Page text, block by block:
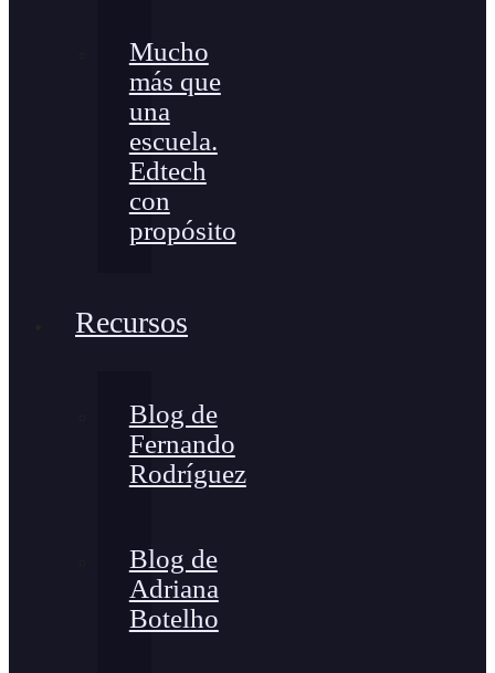
Mucho
más que
una
escuela.
Edtech
con
propósito
Recursos
Blog de
Fernando
Rodríguez
Blog de
Adriana
Botelho